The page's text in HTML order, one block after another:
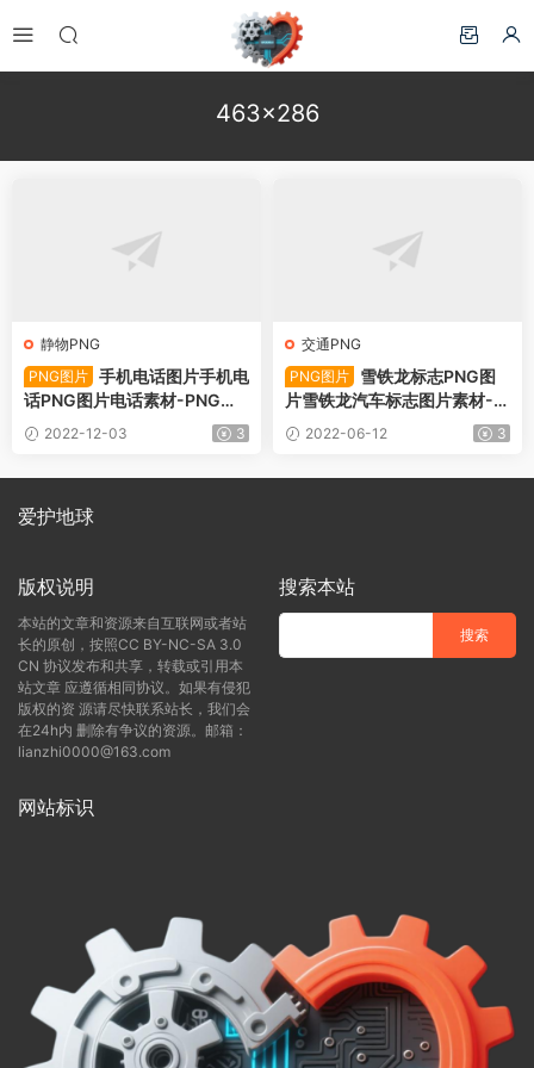
463×286
静物PNG
PNG图片 手机电话图片手机电
话PNG图片电话素材-PNG图
片460下载
2022-12-03 3
交通PNG
PNG图片
雪铁龙标志PNG图
片雪铁龙汽车标志图片素材-P
NG图片34746下载
2022-06-12 3
爱护地球
版权说明
本站的文章和资源来自互联网或者站
长的原创，按照CC BY-NC-SA 3.0
CN 协议发布和共享，转载或引用本
站文章 应遵循相同协议。如果有侵犯
版权的资 源请尽快联系站长，我们会
在24h内 删除有争议的资源。邮箱：
lianzhi0000@163.com
搜索本站
网站标识